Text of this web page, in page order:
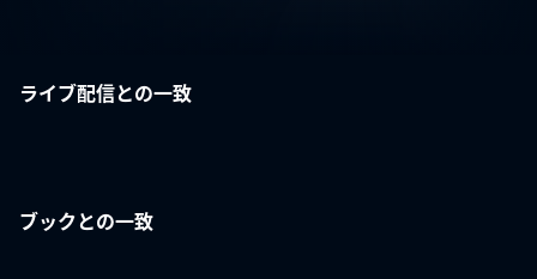
ライブ配信との一致
ブックとの一致